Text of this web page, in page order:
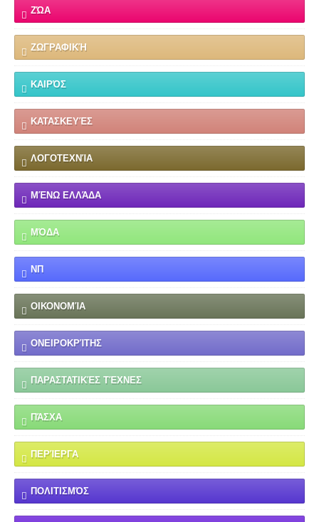
ΖΏΑ
ΖΩΓΡΑΦΙΚΉ
ΚΑΙΡΌΣ
ΚΑΤΑΣΚΕΥΈΣ
ΛΟΓΟΤΕΧΝΊΑ
ΜΈΝΩ ΕΛΛΆΔΑ
ΜΌΔΑ
ΝΠ
ΟΙΚΟΝΟΜΊΑ
ΟΝΕΙΡΟΚΡΊΤΗΣ
ΠΑΡΑΣΤΑΤΙΚΈΣ ΤΈΧΝΕΣ
ΠΆΣΧΑ
ΠΕΡΊΕΡΓΑ
ΠΟΛΙΤΙΣΜΌΣ